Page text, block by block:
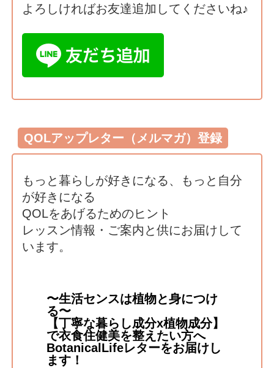
よろしければお友達追加してくださいね♪
QOLアップレター（メルマガ）登録
もっと暮らしが好きになる、もっと自分
が好きになる
QOLをあげるためのヒント
レッスン情報・ご案内と供にお届けして
います。
〜生活センスは植物と身につけ
る〜
【丁寧な暮らし成分x植物成分】
で衣食住健美を整えたい方へ
BotanicalLifeレターをお届けし
ます！